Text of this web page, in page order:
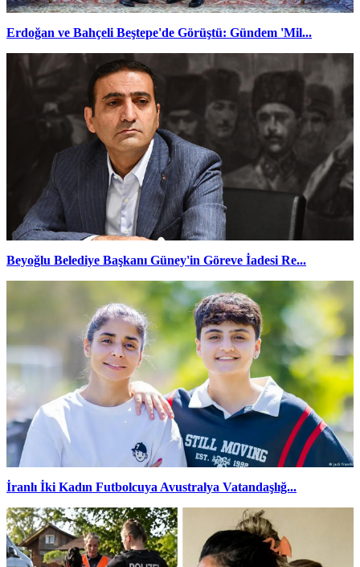
Erdoğan ve Bahçeli Beştepe'de Görüştü: Gündem 'Mil...
Beyoğlu Belediye Başkanı Güney'in Göreve İadesi Re...
İranlı İki Kadın Futbolcuya Avustralya Vatandaşlığ...